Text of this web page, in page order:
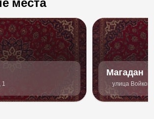
Магадан
улица